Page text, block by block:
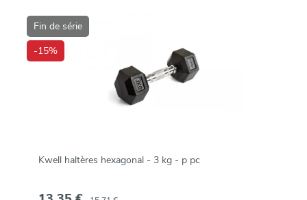
Fin de série
-15%
Kwell haltères hexagonal - 3 kg - p pc